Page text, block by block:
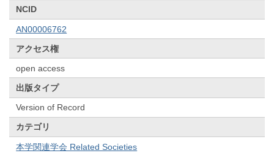
NCID
AN00006762
アクセス権
open access
出版タイプ
Version of Record
カテゴリ
本学関連学会 Related Societies